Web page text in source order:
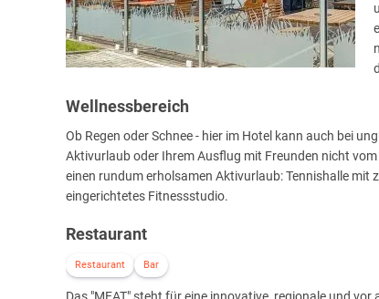
Wellnessbereich
Ob Regen oder Schnee - hier im Hotel kann auch bei
Aktivurlaub oder Ihrem Ausflug mit Freunden nicht
einen rundum erholsamen Aktivurlaub: Tennishalle mit
eingerichtetes Fitnessstudio.
Restaurant
Restaurant Bar